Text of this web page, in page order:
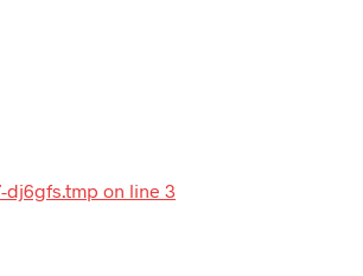
dj6gfs.tmp on line 3